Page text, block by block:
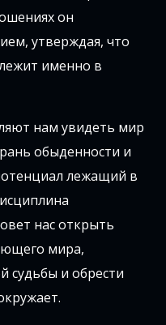
он
утверждая, что
именно в
нам увидеть мир
обыденности и
лежащий в
нас открыть
мира,
судьбы и обрести